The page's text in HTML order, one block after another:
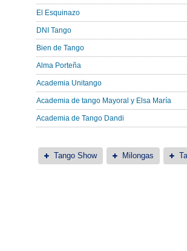
El Esquinazo
DNI Tango
Bien de Tango
Alma Porteña
Academia Unitango
Academia de tango Mayoral y Elsa María
Academia de Tango Dandi
Tango Show Milongas